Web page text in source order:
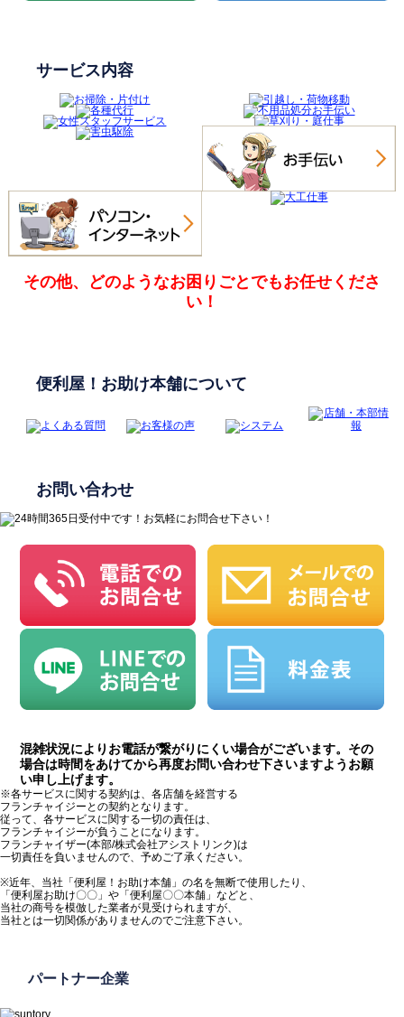
サービス内容
その他、どのようなお困りごとでもお任せくださ
い！
便利屋！お助け本舗について
お問い合わせ
混雑状況によりお電話が繋がりにくい場合がございます。その
場合は時間をあけてから再度お問い合わせ下さいますようお願
い申し上げます。
※各サービスに関する契約は、各店舗を経営する
フランチャイジーとの契約となります。
従って、各サービスに関する一切の責任は、
フランチャイジーが負うことになります。
フランチャイザー(本部/株式会社アシストリンク)は
一切責任を負いませんので、予めご了承ください。
※近年、当社「便利屋！お助け本舗」の名を無断で使用したり、
「便利屋お助け〇〇」や「便利屋〇〇本舗」などと、
当社の商号を模倣した業者が見受けられますが、
当社とは一切関係がありませんのでご注意下さい。
パートナー企業